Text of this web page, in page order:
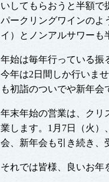
いしてもらおうと半額で
パークリングワインのよ
イ）とノンアルサワーも
年始は毎年行っている振
今年は2日間しか行いま
も初詣のついでや新年会
年末年始の営業は、クリ
業します。1月7日（火）
会、新年会も引き続き、
それでは皆様、良いお年